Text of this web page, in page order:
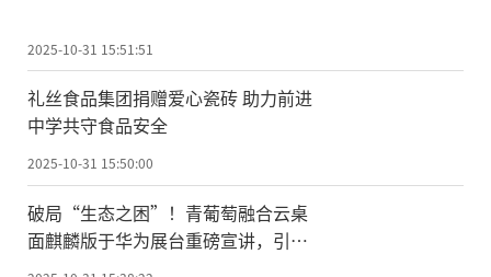
2025-10-31 15:51:51
礼丝食品集团捐赠爱心瓷砖 助力前进
中学共守食品安全
2025-10-31 15:50:00
破局“生态之困”！青葡萄融合云桌
面麒麟版于华为展台重磅宣讲，引领
国产化办公新纪元